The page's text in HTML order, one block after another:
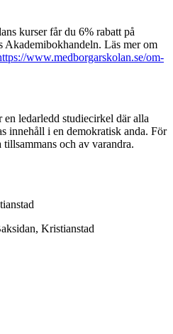
kurser får du 6% rabatt på
Akademibokhandeln. Läs mer om
www.medborgarskolan.se/om-
ledarledd studiecirkel där alla
innehåll i en demokratisk anda. För
och av varandra.
, Kristianstad